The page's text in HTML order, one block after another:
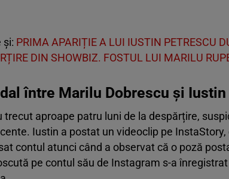
și: PRIMA APARIȚIE A LUI IUSTIN PETRESCU
DIN SHOWBIZ. FOSTUL LUI MARILU
între Marilu Dobrescu și
trecut aproape patru luni de la despărțire,
Iustin a postat un videoclip pe
contul atunci când a observat că o poză
pe contul său de Instagram s-a